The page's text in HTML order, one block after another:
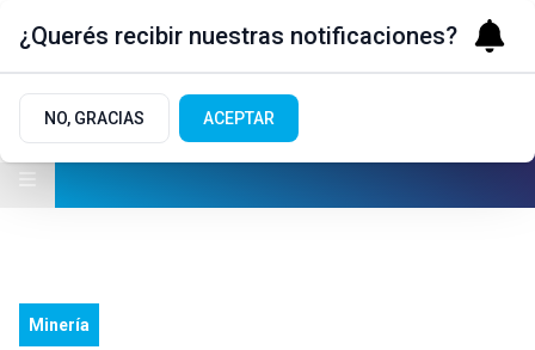
Minería
¿Querés recibir nuestras notificaciones?
NO, GRACIAS ACEPTAR